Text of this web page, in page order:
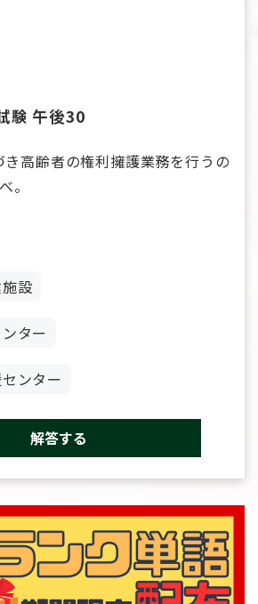
験 午後30
高齢者の権利擁護業務を行うの
。
設
ター
ンター
解答する